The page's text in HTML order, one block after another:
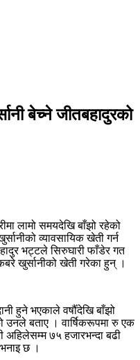
बेच्ने जीतबहादुरको
लामो समयदेखि बाँझो रहेको
व्यावसायिक खेती गर्न
भट्टले सिरुघारी फाँडेर गत
खुर्सानीको खेती गरेका हुन् ।
हुने भएकाले वर्षौँदेखि बाँझो
उनले बताए । वार्षिकरूपमा रु एक
अहिलेसम्म ७५ हजारभन्दा बढी
छ ।